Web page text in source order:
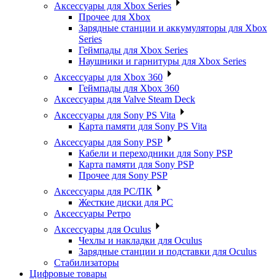
Аксессуары для Xbox Series
Прочее для Xbox
Зарядные станции и аккумуляторы для Xbox
Series
Геймпады для Xbox Series
Наушники и гарнитуры для Xbox Series
Аксессуары для Xbox 360
Геймпады для Xbox 360
Аксессуары для Valve Steam Deck
Аксессуары для Sony PS Vita
Карта памяти для Sony PS Vita
Аксессуары для Sony PSP
Кабели и переходники для Sony PSP
Карта памяти для Sony PSP
Прочее для Sony PSP
Аксессуары для PC/ПК
Жесткие диски для PC
Аксессуары Ретро
Аксессуары для Oculus
Чехлы и накладки для Oculus
Зарядные станции и подставки для Oculus
Стабилизаторы
Цифровые товары